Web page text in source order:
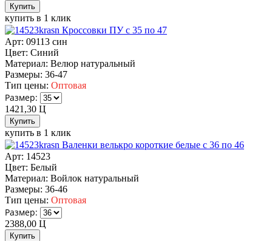
купить в 1 клик
Кроссовки ПУ с 35 по 47
Арт: 09113 син
Цвет: Синий
Материал: Велюр натуральный
Размеры: 36-47
Тип цены: Оптовая
Размер:
1421,30 Ц
купить в 1 клик
Валенки велькро короткие белые с 36 по 46
Арт: 14523
Цвет: Белый
Материал: Войлок натуральный
Размеры: 36-46
Тип цены: Оптовая
Размер:
2388,00 Ц